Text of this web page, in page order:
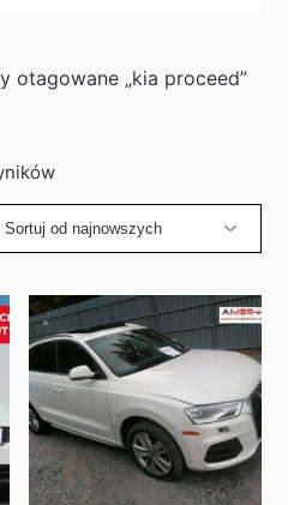
otagowane „kia proceed”
Sorted
latest